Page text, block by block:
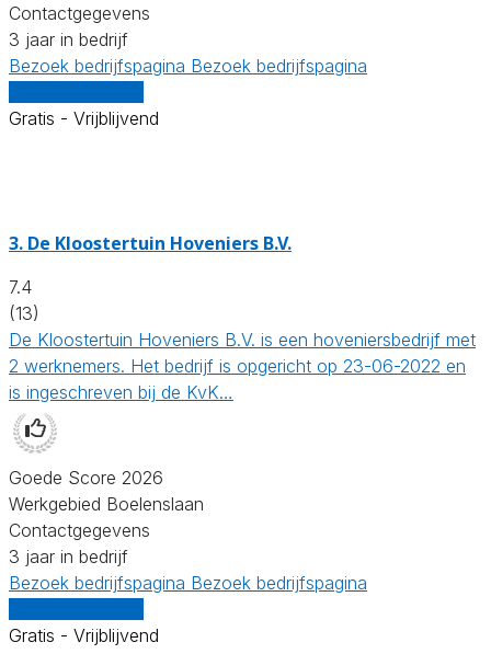
Contactgegevens
3 jaar in bedrijf
Bezoek bedrijfspagina Bezoek bedrijfspagina
Gratis - Vrijblijvend
3. De Kloostertuin Hoveniers B.V.
7.4
(13)
De Kloostertuin Hoveniers B.V. is een hoveniersbedrijf met
2 werknemers. Het bedrijf is opgericht op 23-06-2022 en
is ingeschreven bij de KvK…
Goede Score 2026
Werkgebied Boelenslaan
Contactgegevens
3 jaar in bedrijf
Bezoek bedrijfspagina Bezoek bedrijfspagina
Gratis - Vrijblijvend